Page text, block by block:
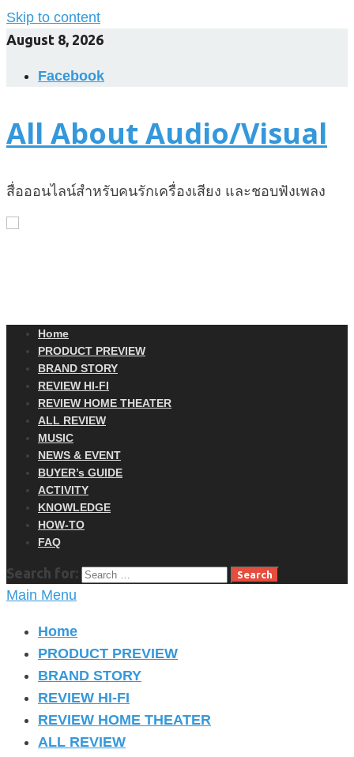
Skip to content
August 8, 2026
Facebook
All About Audio/Visual
สื่อออนไลน์สำหรับคนรักเครื่องเสียง และชอบฟังเพลง
Home
PRODUCT PREVIEW
BRAND STORY
REVIEW HI-FI
REVIEW HOME THEATER
ALL REVIEW
MUSIC
NEWS & EVENT
BUYER’s GUIDE
ACTIVITY
KNOWLEDGE
HOW-TO
FAQ
Search for:
Main Menu
Home
PRODUCT PREVIEW
BRAND STORY
REVIEW HI-FI
REVIEW HOME THEATER
ALL REVIEW